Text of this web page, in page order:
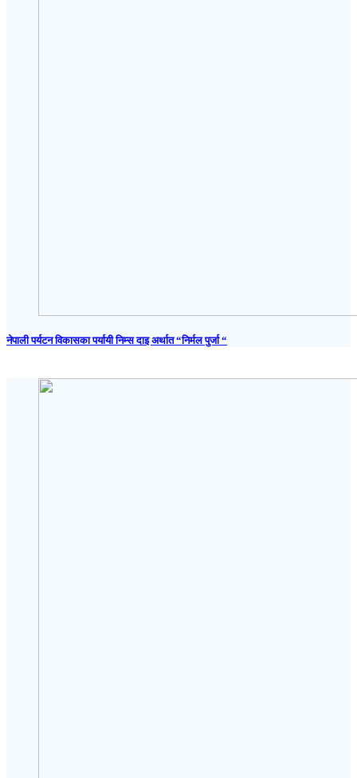
नेपाली पर्यटन विकासका पर्यायी निम्स दाइ अर्थात “निर्मल पुर्जा “